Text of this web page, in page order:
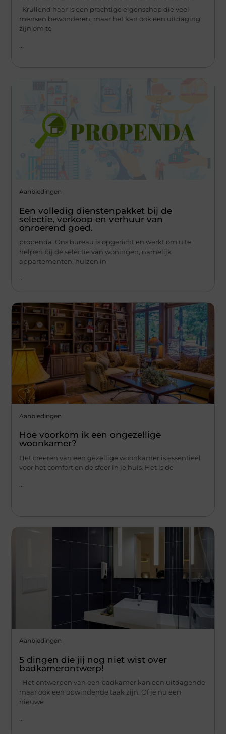
Krullend haar is een prachtige eigenschap die veel
mensen bewonderen, maar het kan ook een uitdaging
zijn om te
Aanbiedingen
Een volledig dienstenpakket bij de
selectie, verkoop en verhuur van
onroerend goed.
propenda Ons bureau is opgericht en werkt om u te
helpen bij de selectie van woningen, namelijk
appartementen, huizen in
...
Aanbiedingen
Hoe voorkom ik een ongezellige
woonkamer?
Het creëren van een gezellige woonkamer is essentieel
voor het comfort en de sfeer in je huis. Het is de
Aanbiedingen
5 dingen die jij nog niet wist over
badkamerontwerp!
Het ontwerpen van een badkamer kan een uitdagende
maar ook een opwindende taak zijn. Of je nu een
nieuwe